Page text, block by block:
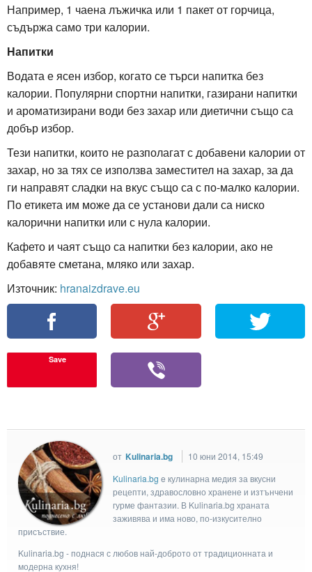
Например, 1 чаена лъжичка или 1 пакет от горчица,
съдържа само три калории.
Напитки
Водата е ясен избор, когато се търси напитка без
калории. Популярни спортни напитки, газирани напитки
и ароматизирани води без захар или диетични също са
добър избор.
Тези напитки, които не разполагат с добавени калории от
захар, но за тях се използва заместител на захар, за да
ги направят сладки на вкус също са с по-малко калории.
По етикета им може да се установи дали са ниско
калорични напитки или с нула калории.
Кафето и чаят също са напитки без калории, ако не
добавяте сметана, мляко или захар.
Източник: hranaizdrave.eu
Save
от Kulinaria.bg
10 юни 2014, 15:49
Kulinaria.bg e кулинарна медия за вкусни
рецепти, здравословно хранене и изтънчени
гурме фантазии. В Kulinaria.bg храната
заживява и има ново, по-изкусително
присъствие.
Kulinaria.bg - поднася с любов най-доброто от традиционната и
модерна кухня!